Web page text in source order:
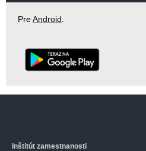
PreAndroid.
Inštitút zamestnanosti